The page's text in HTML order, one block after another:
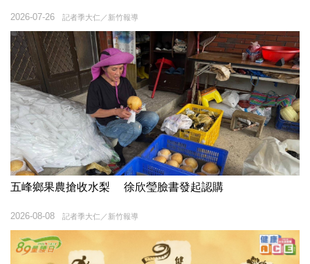
記者季大仁／新竹報導
2026-07-26
五峰鄉果農搶收水梨 徐欣瑩臉書發起認購
記者季大仁／新竹報導
2026-08-08